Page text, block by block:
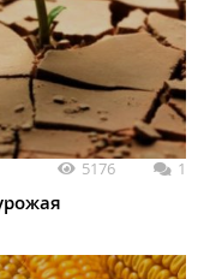
5176 1